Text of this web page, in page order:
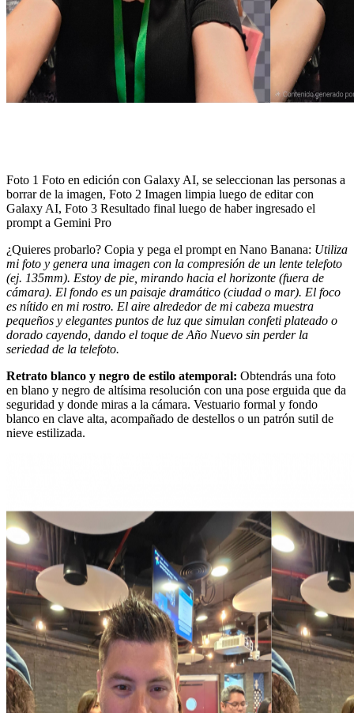
Foto 1 Foto en edición con Galaxy AI, se seleccionan las personas a
borrar de la imagen, Foto 2 Imagen limpia luego de editar con
Galaxy AI, Foto 3 Resultado final luego de haber ingresado el
prompt a Gemini Pro
¿Quieres probarlo? Copia y pega el prompt en Nano Banana: Utiliza
mi foto y genera una imagen con la compresión de un lente telefoto
(ej. 135mm). Estoy de pie, mirando hacia el horizonte (fuera de
cámara). El fondo es un paisaje dramático (ciudad o mar). El foco
es nítido en mi rostro. El aire alrededor de mi cabeza muestra
pequeños y elegantes puntos de luz que simulan confeti plateado o
dorado cayendo, dando el toque de Año Nuevo sin perder la
seriedad de la telefoto.
Retrato blanco y negro de estilo atemporal: Obtendrás una foto
en blano y negro de altísima resolución con una pose erguida que da
seguridad y donde miras a la cámara. Vestuario formal y fondo
blanco en clave alta, acompañado de destellos o un patrón sutil de
nieve estilizada.